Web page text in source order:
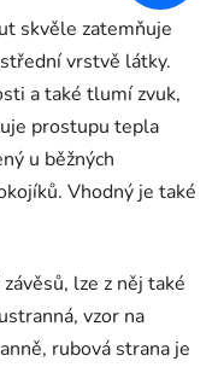
skvěle zatemňuje
vrstvě látky.
a také tlumí zvuk,
prostupu tepla
u běžných
Vhodný je také
lze z něj také
vzor na
rubová strana je